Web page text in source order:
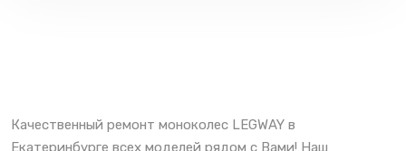
Качественный ремонт моноколес LEGWAY в
Екатеринбурге всех моделей рядом с Вами! Наш